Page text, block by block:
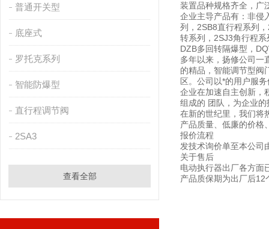
普通开关型
底座式
罗托克系列
智能防爆型
直行程调节阀
2SA3
查看全部
装置品种规格齐全，广
企业主导产品有：非侵
列，2SB8直行程系列
转系列，2SJ3角行程
DZB多回转隔爆型，
多年以来，扬修公司一
的精品，智能调节型阀
区。公司以*的用户服
企业在加速自主创新，
组成的 团队，为企业
在新的世纪里，我们将
产品质量、低廉的价格
报价流程
发技术询价单至本公司
关于售后
电动执行器出厂各方面
产品质保期为出厂后